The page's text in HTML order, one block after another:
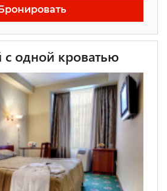
с одной кроватью